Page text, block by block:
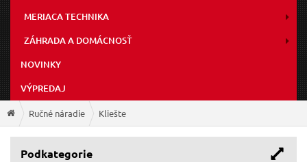
MERIACA TECHNIKA
ZÁHRADA A DOMÁCNOSŤ
NOVINKY
VÝPREDAJ
Ručné náradie Kliešte
Podkategorie